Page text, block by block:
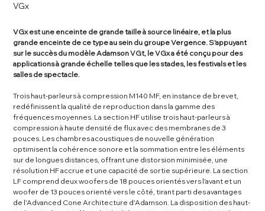
VGx
VGx est une enceinte de grande taille à source linéaire, et la plus
grande enceinte de ce type au sein du groupe Vergence. S'appuyant
sur le succès du modèle Adamson VGt, le VGx a été conçu pour des
applications à grande échelle telles que les stades, les festivals et les
salles de spectacle.
Trois haut-parleurs à compression M140 MF, en instance de brevet,
redéfinissent la qualité de reproduction dans la gamme des
fréquences moyennes. La section HF utilise trois haut-parleurs à
compression à haute densité de flux avec des membranes de 3
pouces. Les chambres acoustiques de nouvelle génération
optimisent la cohérence sonore et la sommation entre les éléments
sur de longues distances, offrant une distorsion minimisée, une
résolution HF accrue et une capacité de sortie supérieure. La section
LF comprend deux woofers de 18 pouces orientés vers l'avant et un
woofer de 13 pouces orienté vers le côté, tirant parti des avantages
de l'Advanced Cone Architecture d'Adamson. La disposition des haut-